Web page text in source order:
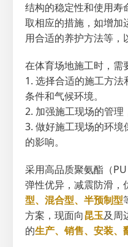
结构的稳定性和使用寿
取相应的措施，如增加
用合适的养护方法等，
在体育场地施工时，需
1. 选择合适的施工方
条件和气候环境。
2. 加强施工现场的管理
3. 做好施工现场的环
的影响。
采用高品质聚氨酯（
弹性优异，减震防滑，
型、混合型、半预制型
方案，现面向昆玉及周
的生产、销售、安装、